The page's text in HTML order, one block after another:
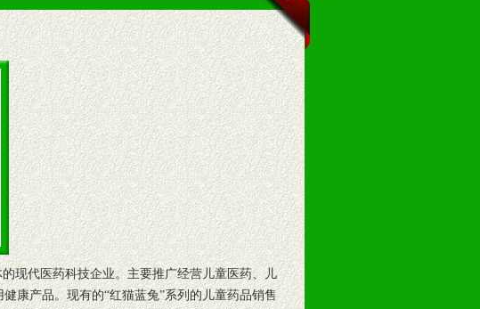
现代医药科技企业。主要推广经营儿童医药、儿
康产品。现有的“红猫蓝兔”系列的儿童药品销售